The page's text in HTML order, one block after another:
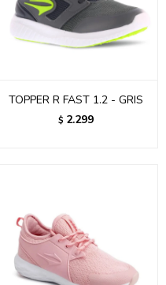
TOPPER R FAST 1.2 - GRIS
$ 2.299